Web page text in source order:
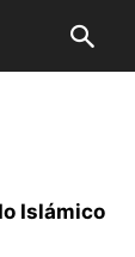
Islámico